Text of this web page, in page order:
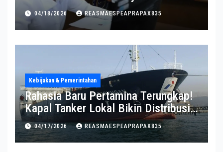
Pernyataan BKN Bikin Heboh
04/18/2026 REASMAESPEAPRAPAX835
Kebijakan & Pemerintahan
Rahasia Baru Pertamina Terungkap!
Kapal Tanker Lokal Bikin Distribusi
RI Makin Kuat
04/17/2026 REASMAESPEAPRAPAX835